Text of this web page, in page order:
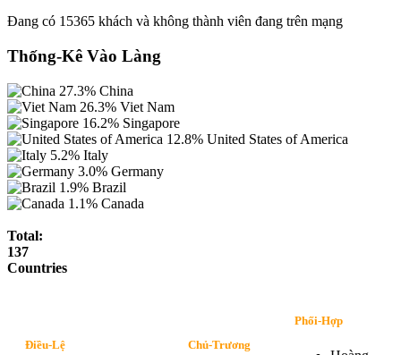
Đang có 15365 khách và không thành viên đang trên mạng
Thống-Kê Vào Làng
27.3% China
26.3% Viet Nam
16.2% Singapore
12.8% United States of America
5.2% Italy
3.0% Germany
1.9% Brazil
1.1% Canada
Total:
137
Countries
Điều-Lệ Chủ-Trương
Phối-Hợp